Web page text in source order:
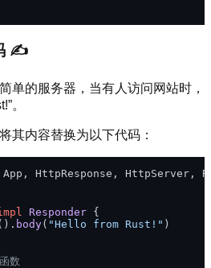
✍️
单的服务器，当有人访问网站时，
。
其内容替换为以下代码：
HttpResponse, HttpServer,
Responder {
body( "Hello from Rust!" )
数